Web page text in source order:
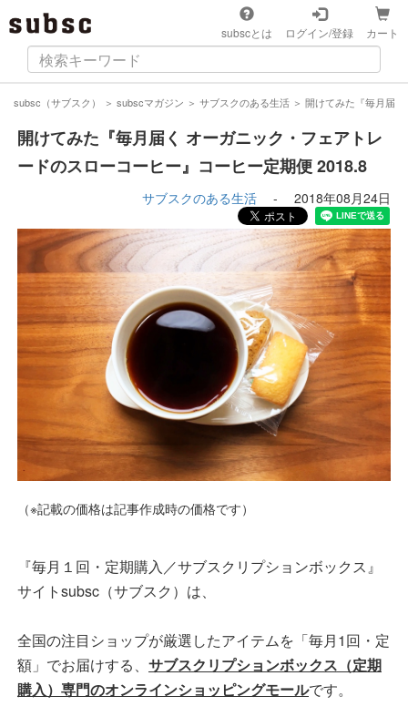
subscとは ログイン/登録 カート
subsc（サブスク） ＞ subscマガジン ＞ サブスクのある生活 ＞ 開けてみた『毎月届
開けてみた『毎月届く オーガニック・フェアトレ
ードのスローコーヒー』コーヒー定期便 2018.8
サブスクのある生活 - 2018年08月24日
（※記載の価格は記事作成時の価格です）
『毎月１回・定期購入／サブスクリプションボックス』
サイトsubsc（サブスク）は、
全国の注目ショップが厳選したアイテムを「毎月1回・定
額」でお届けする、 サブスクリプションボックス（定期
購入）専門のオンラインショッピングモールです。